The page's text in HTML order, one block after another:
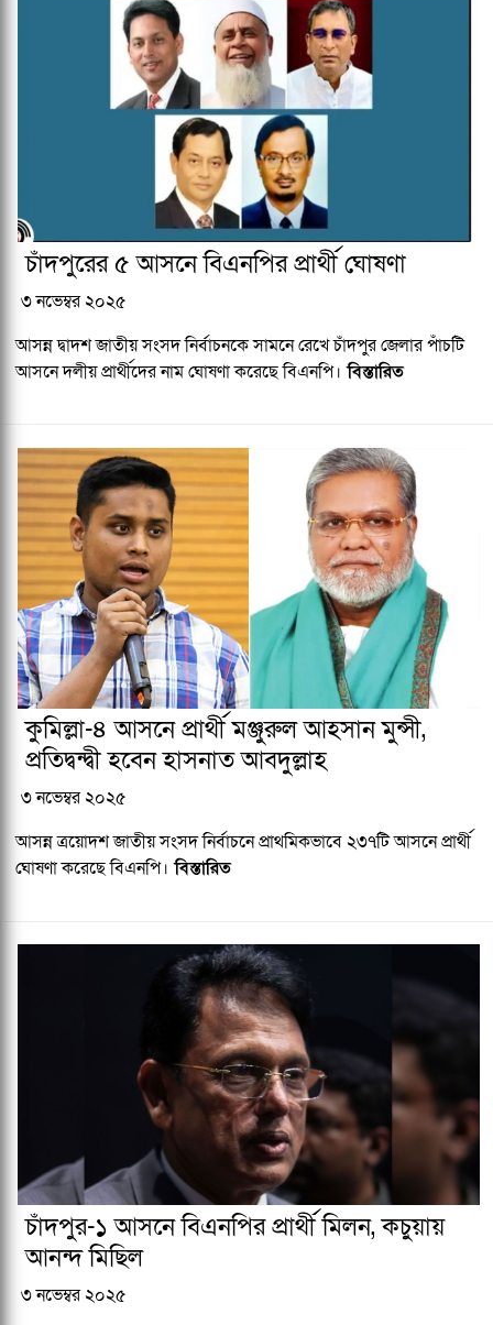
চাঁদপুরের ৫ আসনে বিএনপির প্রার্থী ঘোষণা
৩ নভেম্বর ২০২৫
আসন্ন দ্বাদশ জাতীয় সংসদ নির্বাচনকে সামনে রেখে চাঁদপুর জেলার পাঁচটি
আসনে দলীয় প্রার্থীদের নাম ঘোষণা করেছে বিএনপি। বিস্তারিত
কুমিল্লা-৪ আসনে প্রার্থী মঞ্জুরুল আহসান মুন্সী,
প্রতিদ্বন্দ্বী হবেন হাসনাত আবদুল্লাহ
৩ নভেম্বর ২০২৫
আসন্ন ত্রয়োদশ জাতীয় সংসদ নির্বাচনে প্রাথমিকভাবে ২৩৭টি আসনে প্রার্থী
ঘোষণা করেছে বিএনপি। বিস্তারিত
চাঁদপুর-১ আসনে বিএনপির প্রার্থী মিলন, কচুয়ায়
আনন্দ মিছিল
৩ নভেম্বর ২০২৫